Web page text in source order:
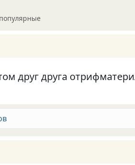
популярные
друг друга